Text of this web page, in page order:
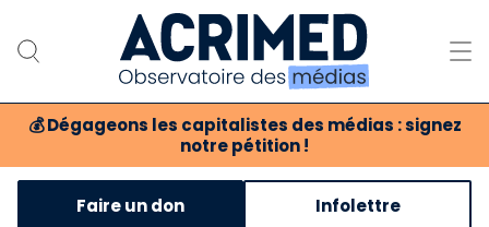
💰 Dégageons les capitalistes des médias : signez
notre pétition !
Notre association
Notre critique des médias
Faire un don Infolettre